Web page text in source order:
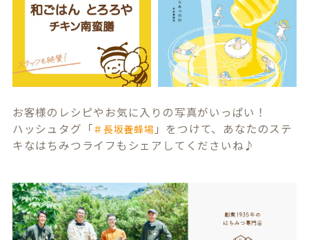
お客様のレシピやお気に入りの写真がいっぱい！
ハッシュタグ「＃長坂養蜂場 」をつけて、あなたのステ
キなはちみつライフもシェアしてくださいね♪